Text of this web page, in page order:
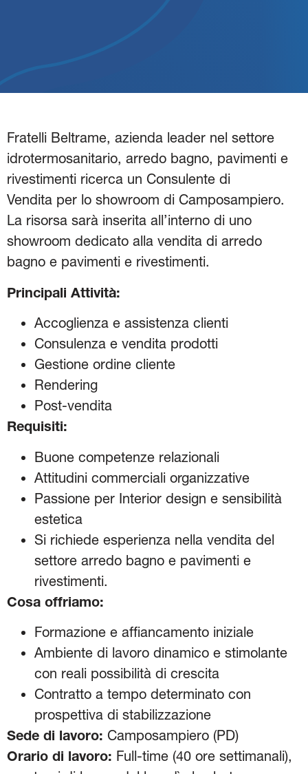
Fratelli Beltrame, azienda leader nel settore
idrotermosanitario, arredo bagno, pavimenti e
rivestimenti ricerca un Consulente di
Vendita per lo showroom di Camposampiero.
La risorsa sarà inserita all’interno di uno
showroom dedicato alla vendita di arredo
bagno e pavimenti e rivestimenti.
Principali Attività:
Accoglienza e assistenza clienti
Consulenza e vendita prodotti
Gestione ordine cliente
Rendering
Post-vendita
Requisiti:
Buone competenze relazionali
Attitudini commerciali organizzative
Passione per Interior design e sensibilità
estetica
Si richiede esperienza nella vendita del
settore arredo bagno e pavimenti e
rivestimenti.
Cosa offriamo:
Formazione e affiancamento iniziale
Ambiente di lavoro dinamico e stimolante
con reali possibilità di crescita
Contratto a tempo determinato con
prospettiva di stabilizzazione
Sede di lavoro: Camposampiero (PD)
Orario di lavoro: Full-time (40 ore settimanali),